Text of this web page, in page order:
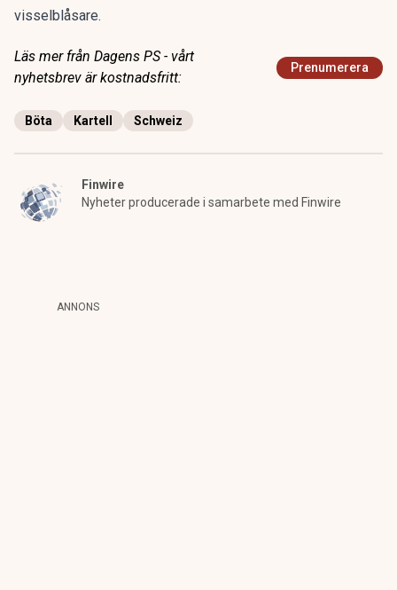
visselblåsare.
Läs mer från Dagens PS - vårt
nyhetsbrev är kostnadsfritt:
Prenumerera
Böta Kartell Schweiz
Finwire
Nyheter producerade i samarbete med Finwire
ANNONS